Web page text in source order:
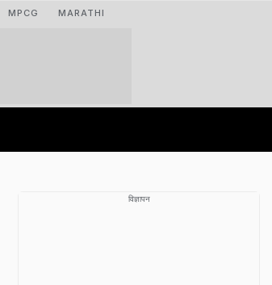
MPCG MARATHI
विज्ञापन